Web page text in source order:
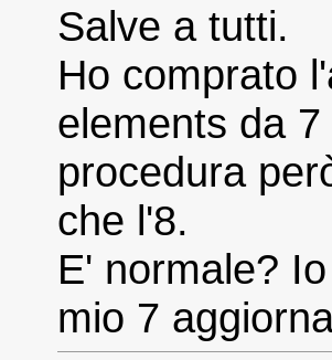
Salve a tutti.
Ho comprato
elements da
procedura
che l'8.
E' normale?
mio 7